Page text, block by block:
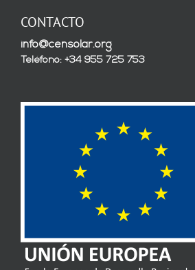
CONTACTO
info@censolar.org
Teléfono: +34 955 725 753